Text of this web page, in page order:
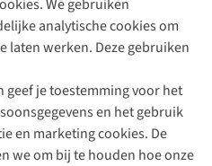
We gebruiken
analytische cookies om
laten werken. Deze gebruiken
geef je toestemming voor het
en het gebruik
en marketing cookies. De
we om bij te houden hoe onze